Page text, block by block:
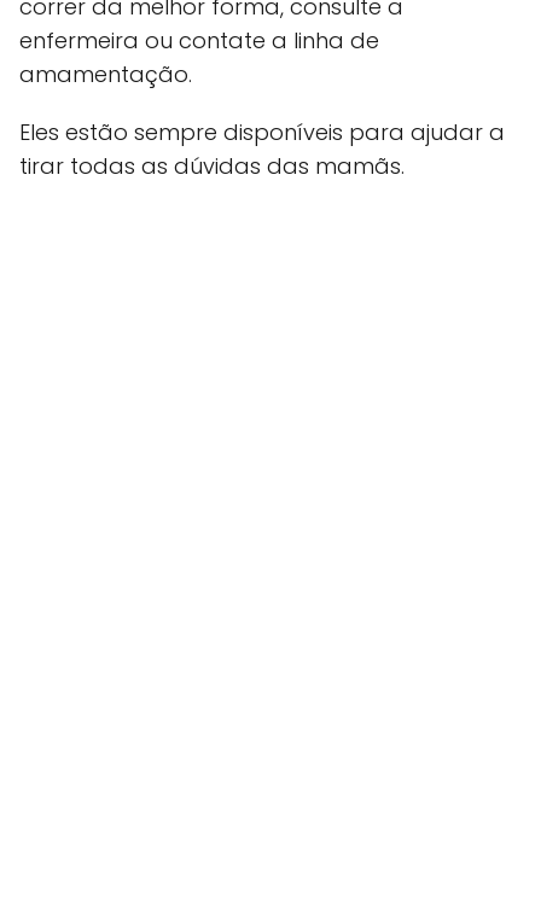
correr da melhor forma, consulte a
enfermeira ou contate a linha de
amamentação.
Eles estão sempre disponíveis para ajudar a
tirar todas as dúvidas das mamãs.